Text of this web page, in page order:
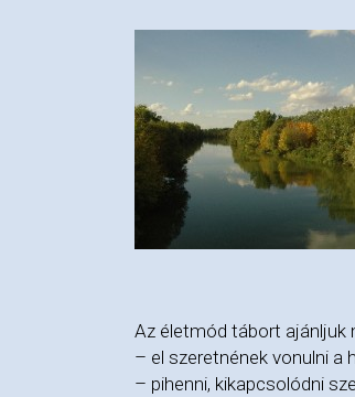
Az életmód tábort ajánljuk
– el szeretnének vonulni a
– pihenni, kikapcsolódni